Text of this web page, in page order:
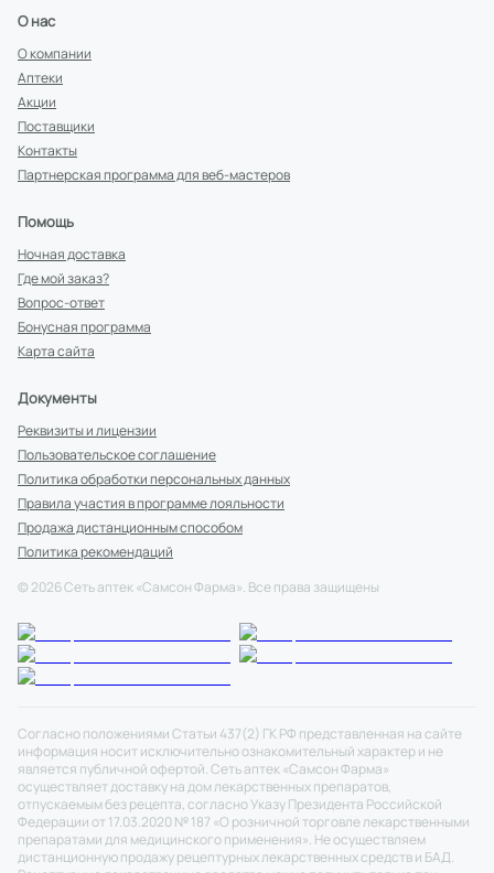
О нас
О компании
Аптеки
Акции
Поставщики
Контакты
Партнерская программа для веб-мастеров
Помощь
Ночная доставка
Где мой заказ?
Вопрос-ответ
Бонусная программа
Карта сайта
Документы
Реквизиты и лицензии
Пользовательское соглашение
Политика обработки персональных данных
Правила участия в программе лояльности
Продажа дистанционным способом
Политика рекомендаций
© 2026Сеть аптек «Самсон Фарма». Все права защищены
Согласно положениями Статьи 437(2) ГК РФ представленная на сайте
информация носит исключительно ознакомительный характер и не
является публичной офертой. Сеть аптек «Самсон Фарма»
осуществляет доставку на дом лекарственных препаратов,
отпускаемым без рецепта, согласно Указу Президента Российской
Федерации от 17.03.2020 № 187 «О розничной торговле лекарственными
препаратами для медицинского применения». Не осуществляем
дистанционную продажу рецептурных лекарственных средств и БАД.